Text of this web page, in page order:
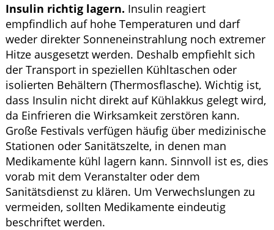
Insulin richtig lagern. Insulin reagiert
empfindlich auf hohe Temperaturen und darf
weder direkter Sonneneinstrahlung noch extremer
Hitze ausgesetzt werden. Deshalb empfiehlt sich
der Transport in speziellen Kühltaschen oder
isolierten Behältern (Thermosflasche). Wichtig ist,
dass Insulin nicht direkt auf Kühlakkus gelegt wird,
da Einfrieren die Wirksamkeit zerstören kann.
Große Festivals verfügen häufig über medizinische
Stationen oder Sanitätszelte, in denen man
Medikamente kühl lagern kann. Sinnvoll ist es, dies
vorab mit dem Veranstalter oder dem
Sanitätsdienst zu klären. Um Verwechslungen zu
vermeiden, sollten Medikamente eindeutig
beschriftet werden.